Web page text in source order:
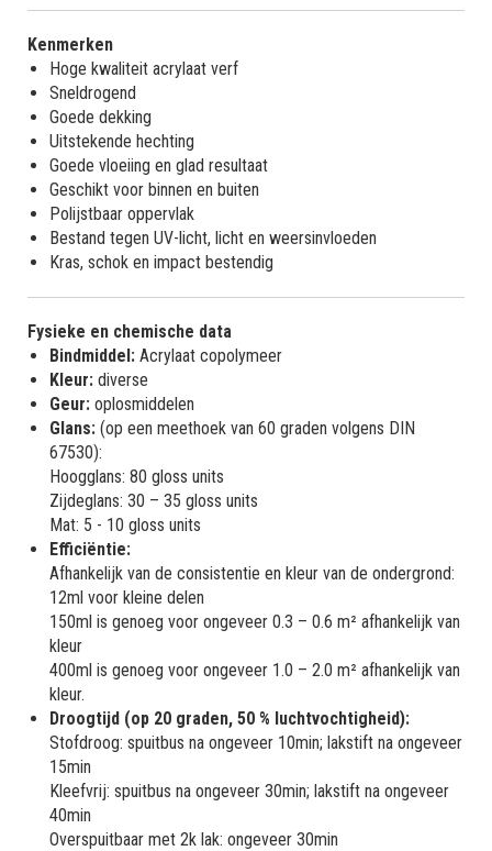
Kenmerken
Hoge kwaliteit acrylaat verf
Sneldrogend
Goede dekking
Uitstekende hechting
Goede vloeiing en glad resultaat
Geschikt voor binnen en buiten
Polijstbaar oppervlak
Bestand tegen UV-licht, licht en weersinvloeden
Kras, schok en impact bestendig
Fysieke en chemische data
Bindmiddel: Acrylaat copolymeer
Kleur: diverse
Geur: oplosmiddelen
Glans: (op een meethoek van 60 graden volgens DIN
67530):
Hoogglans: 80 gloss units
Zijdeglans: 30 – 35 gloss units
Mat: 5 - 10 gloss units
Efficiëntie:
Afhankelijk van de consistentie en kleur van de ondergrond:
12ml voor kleine delen
150ml is genoeg voor ongeveer 0.3 – 0.6 m² afhankelijk van
kleur
400ml is genoeg voor ongeveer 1.0 – 2.0 m² afhankelijk van
kleur.
Droogtijd (op 20 graden, 50 % luchtvochtigheid):
Stofdroog: spuitbus na ongeveer 10min; lakstift na ongeveer
15min
Kleefvrij: spuitbus na ongeveer 30min; lakstift na ongeveer
40min
Overspuitbaar met 2k lak: ongeveer 30min